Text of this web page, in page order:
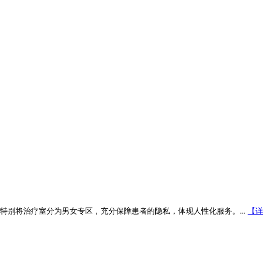
别将治疗室分为男女专区，充分保障患者的隐私，体现人性化服务。...
【详